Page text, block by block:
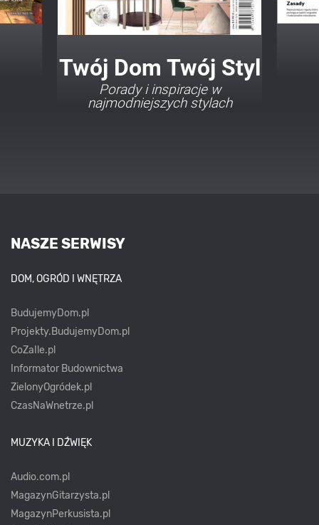
Twój Dom Twój Styl
Porady i inspiracje w
najmodniejszych stylach
NASZE SERWISY
DOM, OGRÓD I WNĘTRZA
BudujemyDom.pl
Projekty.BudujemyDom.pl
CoZaIle.pl
Informator Budownictwa
ZielonyOgródek.pl
CzasNaWnetrze.pl
MUZYKA I DŹWIĘK
Audio.com.pl
MagazynGitarzysta.pl
MagazynPerkusista.pl